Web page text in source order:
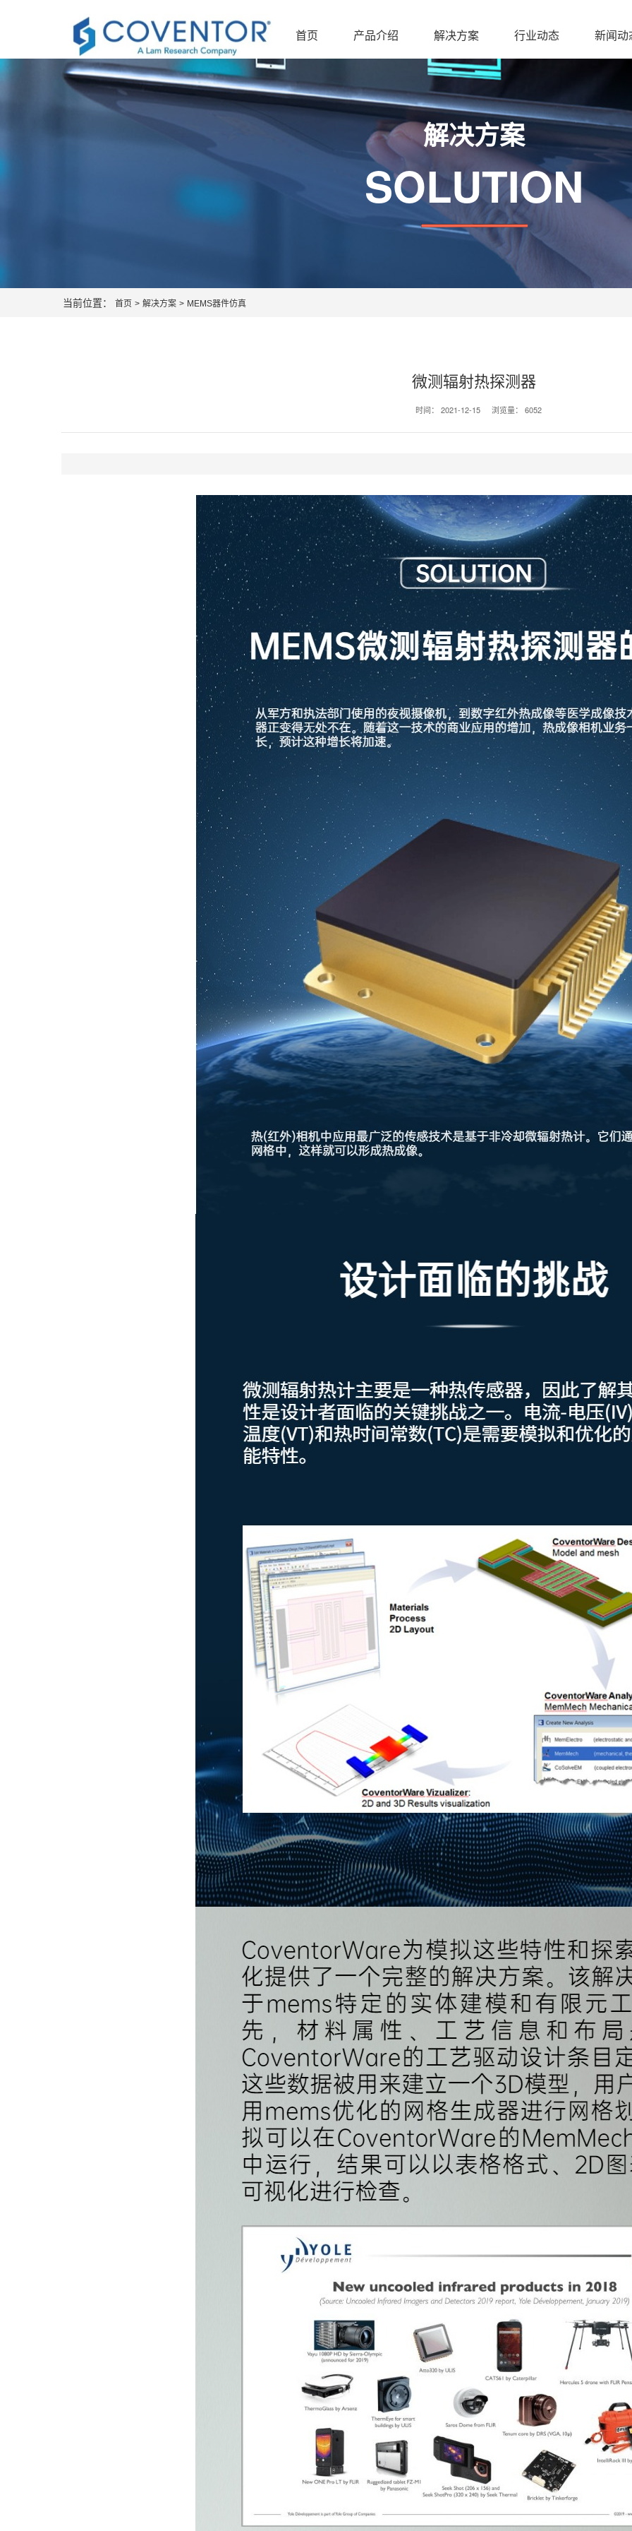
首页 产品介绍 解决方案 行业动态 新闻动
解决方案
SOLUTION
当前位置： 首页 > 解决方案 > MEMS器件仿真
微测辐射热探测器
时间： 2021-12-15 浏览量： 6052